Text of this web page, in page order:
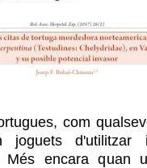
com
d'utilitzar i
Més encara quan